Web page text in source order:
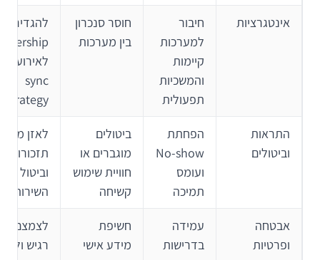
אינטגרציות
חיבור
למערכות
קיימות
והמשכיות
תפעולית
חוסר סנכרון
בין מערכות
להגדיר
לאירועים
sync
strategy
התראות
וביטולים
הפחתת
No-show
ועומס
תמיכה
ביטולים
מוגברים או
חוויית שימוש
קשיחה
לאזן
תזכורות
וביטול
השירות
אבטחה
ופרטיות
עמידה
בדרישות
חשיפת
מידע אישי
לצמצם
רגיש